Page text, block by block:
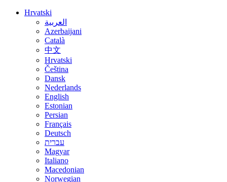
Hrvatski
العربية
Azerbaijani
Català
中文
Hrvatski
Čeština
Dansk
Nederlands
English
Estonian
Persian
Français
Deutsch
עברית
Magyar
Italiano
Macedonian
Norwegian